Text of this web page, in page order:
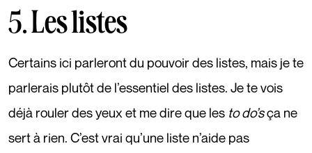
5. Les listes
Certains ici parleront du pouvoir des listes, mais je te
parlerais plutôt de l’essentiel des listes. Je te vois
déjà rouler des yeux et me dire que les to do’sça ne
sert à rien. C’est vrai qu’une liste n’aide pas